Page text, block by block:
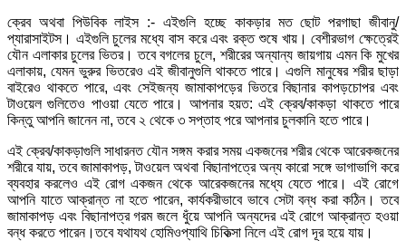
ক্রেব অথবা পিউবিক লাইস :- এইগুলি হচ্ছে কাকড়ার মত ছোট পরগাছা জীবানু/
প্যারাসাইটস। এইগুলি চুলের মধ্যে বাস করে এবং রক্ত শুষে খায়। বেশীরভাগ ক্ষেত্রেই
যৌন এলাকার চুলের ভিতর। তবে বগলের চুলে, শরীরের অন্যান্য জায়গায় এমন কি মুখের
এলাকায়, যেমন ভুরুর ভিতরেও এই জীবানুগুলি থাকতে পারে। এগুলি মানুষের শরীর ছাড়া
বাইরেও থাকতে পারে, এবং সেইজন্য জামাকাপড়ের ভিতরে বিছানার কাপড়চোপর এবং
টাওয়েল গুলিতেও পাওয়া যেতে পারে। আপনার হয়ত: এই ক্রেব/কাকড়া থাকতে পারে
কিন্তু আপনি জানেন না, তবে ২ থেকে ৩ সপ্তাহ পরে আপনার চুলকানি হতে পারে।
এই ক্রেব/কাকড়াগুলি সাধারনত যৌন সঙ্গম করার সময় একজনের শরীর থেকে আরেকজনের
শরীরে যায়, তবে জামাকাপড়, টাওয়েল অথবা বিছানাপত্রে অন্য কারো সঙ্গে ভাগাভাগি করে
ব্যবহার করলেও এই রোগ একজন থেকে আরেকজনের মধ্যে যেতে পারে। এই রোগে
আপনি যাতে আক্রান্ত না হতে পারেন, কার্যকরীভাবে ভাবে সেটা বন্ধ করা কঠিন। তবে
জামাকাপড় এবং বিছানাপত্র গরম জলে ধুঁয়ে আপনি অন্যদের এই রোগে আক্রান্ত হওয়া
বন্ধ করতে পারেন।তবে যথাযথ হোমিওপ্যাথি চিকিত্সা নিলে এই রোগ দূর হয়ে যায়।